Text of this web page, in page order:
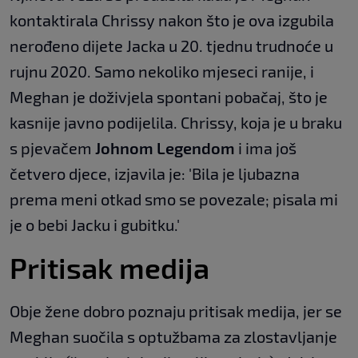
kontaktirala Chrissy nakon što je ova izgubila
nerođeno dijete Jacka u 20. tjednu trudnoće u
rujnu 2020. Samo nekoliko mjeseci ranije, i
Meghan je doživjela spontani pobačaj, što je
kasnije javno podijelila. Chrissy, koja je u braku
s pjevačem Johnom Legendom i ima još
četvero djece, izjavila je: 'Bila je ljubazna
prema meni otkad smo se povezale; pisala mi
je o bebi Jacku i gubitku.'
Pritisak medija
Obje žene dobro poznaju pritisak medija, jer se
Meghan suočila s optužbama za zlostavljanje